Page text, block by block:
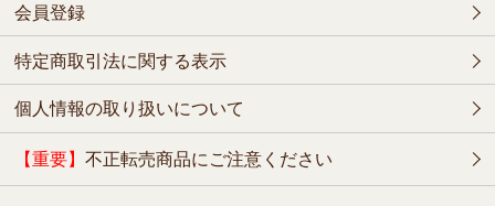
会員登録
特定商取引法に関する表示
個人情報の取り扱いについて
【重要】不正転売商品にご注意ください